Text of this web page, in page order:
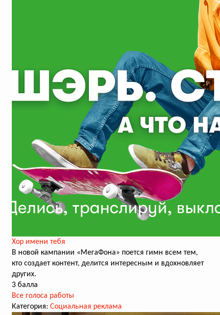
Хор имени тебя
В новой кампании «МегаФона» поется гимн всем тем,
кто создает контент, делится интересным и вдохновляет
других.
3 балла
Все голоса работы
Категория: Социальная реклама